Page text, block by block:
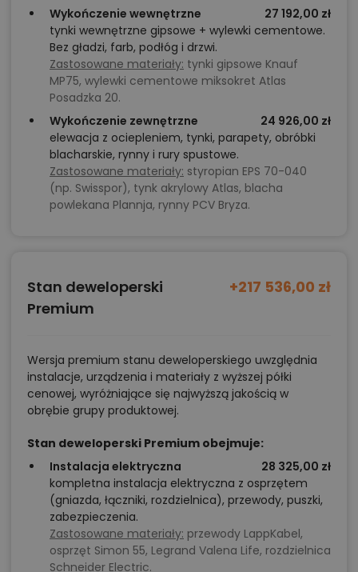
Wykończenie wewnętrzne
27 192,00 zł
tynki wewnętrzne gipsowe + wylewki cementowe.
Bez gładzi, farb, podłóg i drzwi.
Zastosowane materiały: tynki gipsowe Knauf
MP75, wylewki cementowe miksokret Atlas
Posadzka 20.
Wykończenie zewnętrzne
24 926,00 zł
elewacja z ociepleniem, tynki, parapety, obróbki
blacharskie, rynny i rury spustowe.
Zastosowane materiały: styropian EPS 70-040
(np. Swisspor), tynk akrylowy Atlas, blacha
powlekana Plannja, rynny PCV Bryza.
Stan deweloperski
Premium
+217 536,00 zł
Wersja premium stanu deweloperskiego uwzględnia
instalacje, urządzenia i materiały z wyższej półki
cenowej, wyróżniające się najwyższą jakością w
obrębie grupy produktowej.
Stan deweloperski Premium obejmuje:
Instalacja elektryczna
28 325,00 zł
kompletna instalacja elektryczna z osprzętem
(gniazda, łączniki, rozdzielnica), przewody, puszki,
zabezpieczenia.
Zastosowane materiały: przewody LappKabel,
osprzęt Simon 55, Legrand Valena Life, rozdzielnica
Schneider Electric.